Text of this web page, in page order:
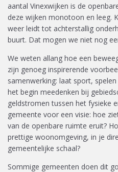
aantal Vinexwijken is de
deze wijken monotoon en leeg.
weer leidt tot achterstallig
buurt. Dat mogen we niet nog
We weten allang hoe een
zijn genoeg inspirerende
samenwerking: laat sport,
het begin meedenken bij
geldstromen tussen het fysieke
gemeente voor een visie: hoe
van de openbare ruimte eruit?
prettige woonomgeving, in je
gemeentelijke schaal?
Sommige gemeenten doen dit